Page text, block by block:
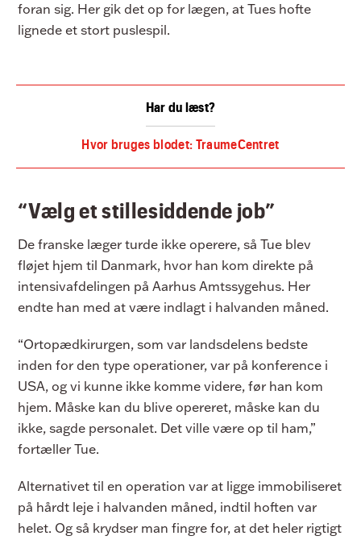
foran sig. Her gik det op for lægen, at Tues hofte
lignede et stort puslespil.
Har du læst?
Hvor bruges blodet: TraumeCentret
“Vælg et stillesiddende job”
De franske læger turde ikke operere, så Tue blev
fløjet hjem til Danmark, hvor han kom direkte på
intensivafdelingen på Aarhus Amtssygehus. Her
endte han med at være indlagt i halvanden måned.
“Ortopædkirurgen, som var landsdelens bedste
inden for den type operationer, var på konference i
USA, og vi kunne ikke komme videre, før han kom
hjem. Måske kan du blive opereret, måske kan du
ikke, sagde personalet. Det ville være op til ham,”
fortæller Tue.
Alternativet til en operation var at ligge immobiliseret
på hårdt leje i halvanden måned, indtil hoften var
helet. Og så krydser man fingre for, at det heler rigtigt